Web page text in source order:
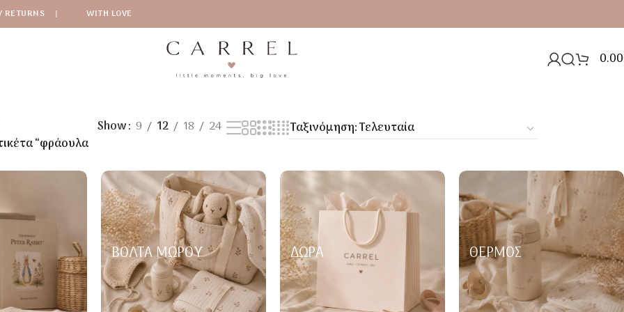
RETURNS | WITH LOVE
0.00
“φράουλα
Show 9 12 18 24
ΒΌΛΤΑ ΜΩΡΟΎ ΔΏΡΑ ΘΕΡΜΌΣ